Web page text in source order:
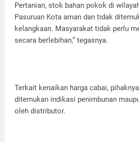
Pertanian, stok bahan pokok di
Pasuruan Kota aman dan tidak
kelangkaan. Masyarakat tidak perlu
secara berlebihan,” tegasnya.
Terkait kenaikan harga cabai,
ditemukan indikasi penimbunan
oleh distributor.